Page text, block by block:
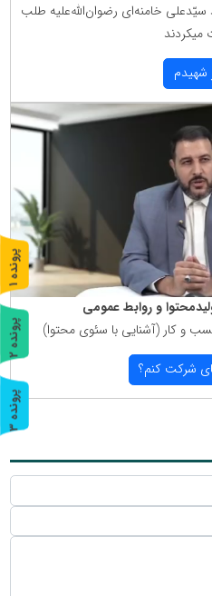
خامنه‌ای رضوان‌الله‌علیه طلب
میكردند
شهیدم
و روابط عمومی
و كار (آشنایی با سئوی محتوا)
شركت كنم؟
پ
ر
و
ن
د
ه
1
پ
ر
و
ن
د
ه
2
پ
ر
و
ن
د
ه
3